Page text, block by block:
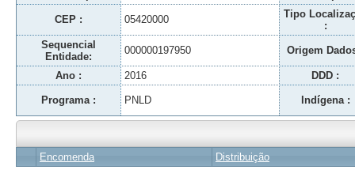
CEP : 05420000
Tipo
:
Sequencial
Entidade:
000000197950 Origem
Ano : 2016 DDD :
Programa : PNLD Indígena :
Encomenda Distribuição